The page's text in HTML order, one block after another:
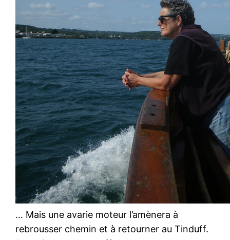
… Mais une avarie moteur l’amènera à
rebrousser chemin et à retourner au Tinduff.